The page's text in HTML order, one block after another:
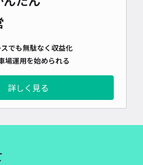
でも無駄なく収益化
場運用を始められる
詳しく見る